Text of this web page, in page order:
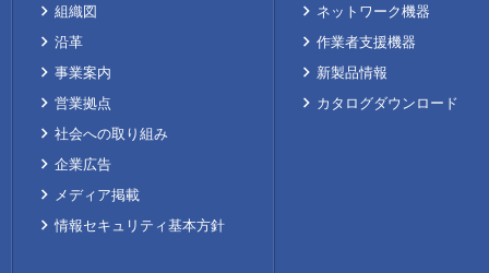
組織図
沿革
事業案内
営業拠点
社会への取り組み
企業広告
メディア掲載
情報セキュリティ基本方針
ネットワーク機器
作業者支援機器
新製品情報
カタログダウンロード